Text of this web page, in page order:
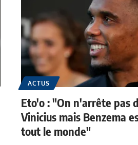
ACTUS
Eto'o : "On n'arrête pas
Vinicius mais Benzema
tout le monde"